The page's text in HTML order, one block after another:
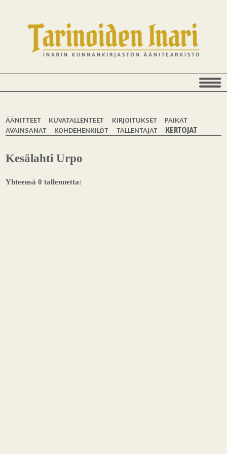
ÄÄNITTEET KUVATALLENTEET KIRJOITUKSET
PAIKAT
AVAINSANAT
KOHDEHENKILÖT TALLENTAJAT KERTOJAT
Kesälahti Urpo
Yhteensä 0 tallennetta: